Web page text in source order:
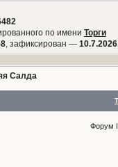
по имени Торги
, зафиксирован —
Салда
Форум